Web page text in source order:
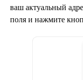
ваш актуальный
поля и нажмите